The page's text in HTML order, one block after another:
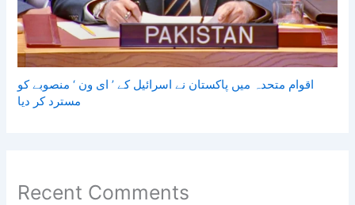
اقوام متحدہ میں پاکستان نے اسرائیل کے ’ ای ون ‘ منصوبے کو
مسترد کر دیا
Recent Comments